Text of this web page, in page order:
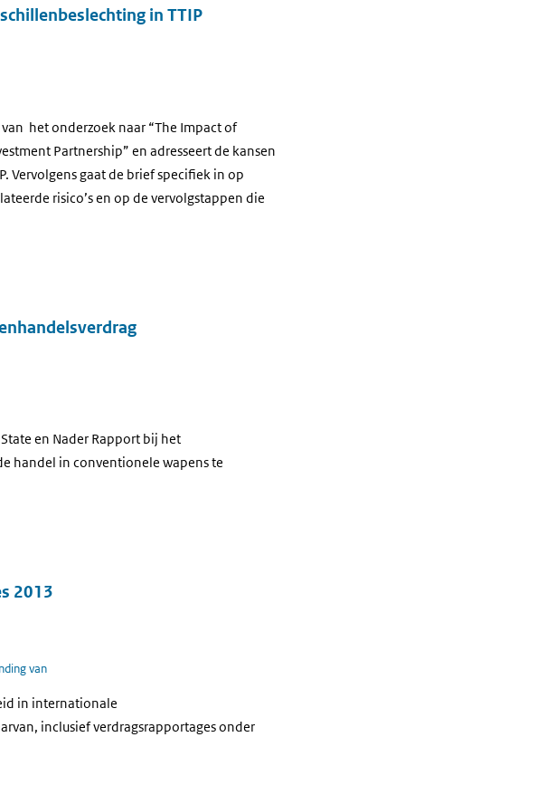
in TTIP
het onderzoek naar “The Impact of
Partnership” en adresseert de kansen
Vervolgens gaat de brief specifiek in op
risico’s en op de vervolgstappen die
en Nader Rapport bij het
handel in conventionele wapens te
2013
van
in internationale
inclusief verdragsrapportages onder